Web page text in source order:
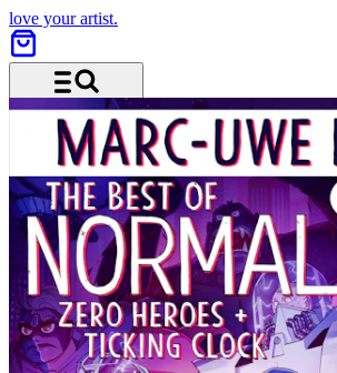
love your artist.
Menü und Suche